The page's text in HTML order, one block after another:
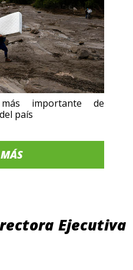
importante de
país
MÁS
Ejecutiva